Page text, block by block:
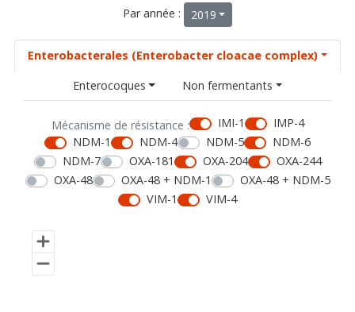
Par année : 2019
Enterobacterales (Enterobacter cloacae complex)
Enterocoques
Non fermentants
Mécanisme de résistance : IMI-1
IMP-4
NDM-1
NDM-4 NDM-5
NDM-6
NDM-7
OXA-181 OXA-204
OXA-244
OXA-48
OXA-48 + NDM-1
OXA-48 + NDM-5
VIM-1
VIM-4